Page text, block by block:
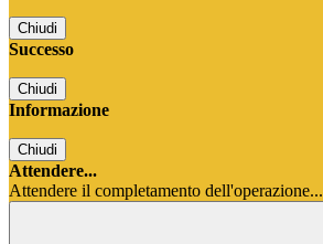
Chiudi
Successo
Chiudi
Informazione
Chiudi
Attendere...
Attendere il completamento dell'operazione...